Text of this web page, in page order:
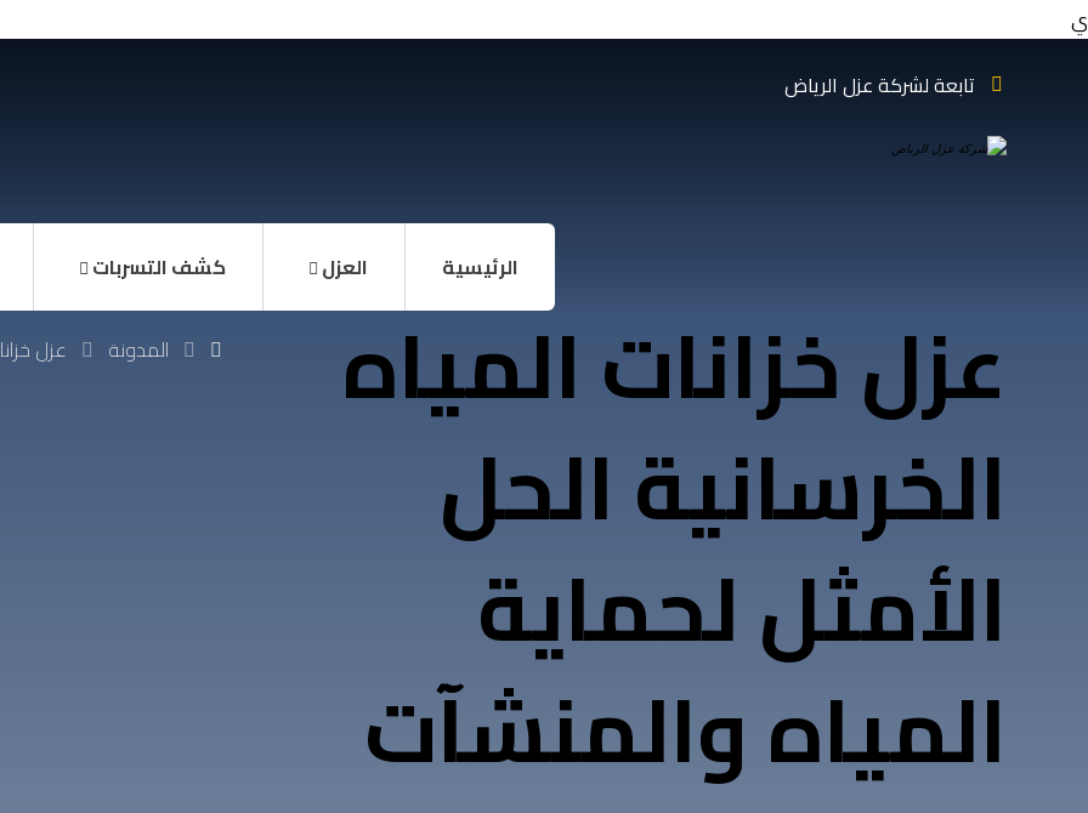
ي
تابعة لشركة عزل الرياض
الرئيسية العزل كشف التسربات
عزل خزانات المياه
الخرسانية الحل
الأمثل لحماية
المياه والمنشآت
المدونة عزل